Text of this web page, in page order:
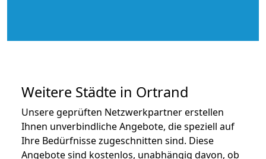
Weitere Städte in Ortrand
Unsere geprüften Netzwerkpartner erstellen
Ihnen unverbindliche Angebote, die speziell auf
Ihre Bedürfnisse zugeschnitten sind. Diese
Angebote sind kostenlos, unabhängig davon, ob